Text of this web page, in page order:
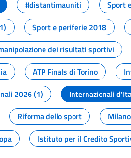
#distantimauniti Sport
Sport e periferie 2018
dei risultati sportivi
ATP Finals di Torino
2026 (1)
Internazionali
Riforma dello sport
Istituto per il Credito